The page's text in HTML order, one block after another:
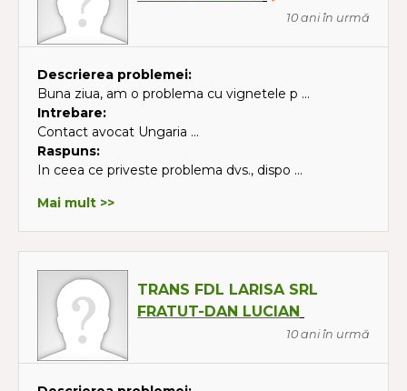
10 ani în urmă
Descrierea problemei:
Buna ziua, am o problema cu vignetele p ...
Intrebare:
Contact avocat Ungaria ...
Raspuns:
In ceea ce priveste problema dvs., dispo ...
Mai mult >>
TRANS FDL LARISA SRL
FRATUT-DAN LUCIAN
10 ani în urmă